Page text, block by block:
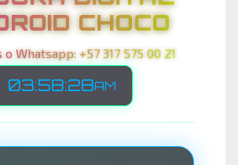
CHOCO
o Whatsapp: +57 317 575 00 21
03:58:30AM